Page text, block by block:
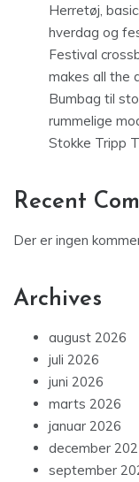
Herretøj,
hverdag og
Festival
makes all the
Bumbag til
rummelige
Stokke Tripp
Recent
Der er ingen
Archives
august 2026
juli 2026
juni 2026
marts 2026
januar 2026
december
september